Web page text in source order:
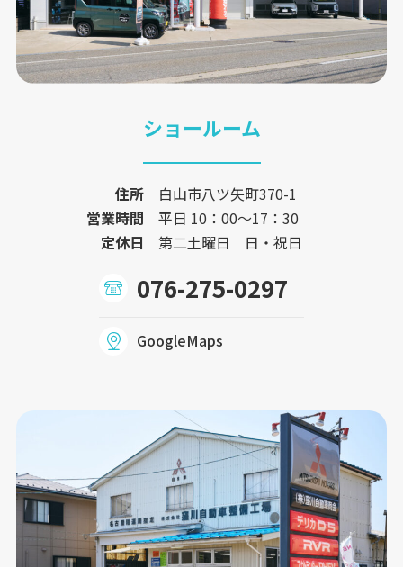
ショールーム
住所
白山市八ツ矢町370-1
営業時間
平日 10：00〜17：30
定休日
第二土曜日 日・祝日
076-275-0297
GoogleMaps